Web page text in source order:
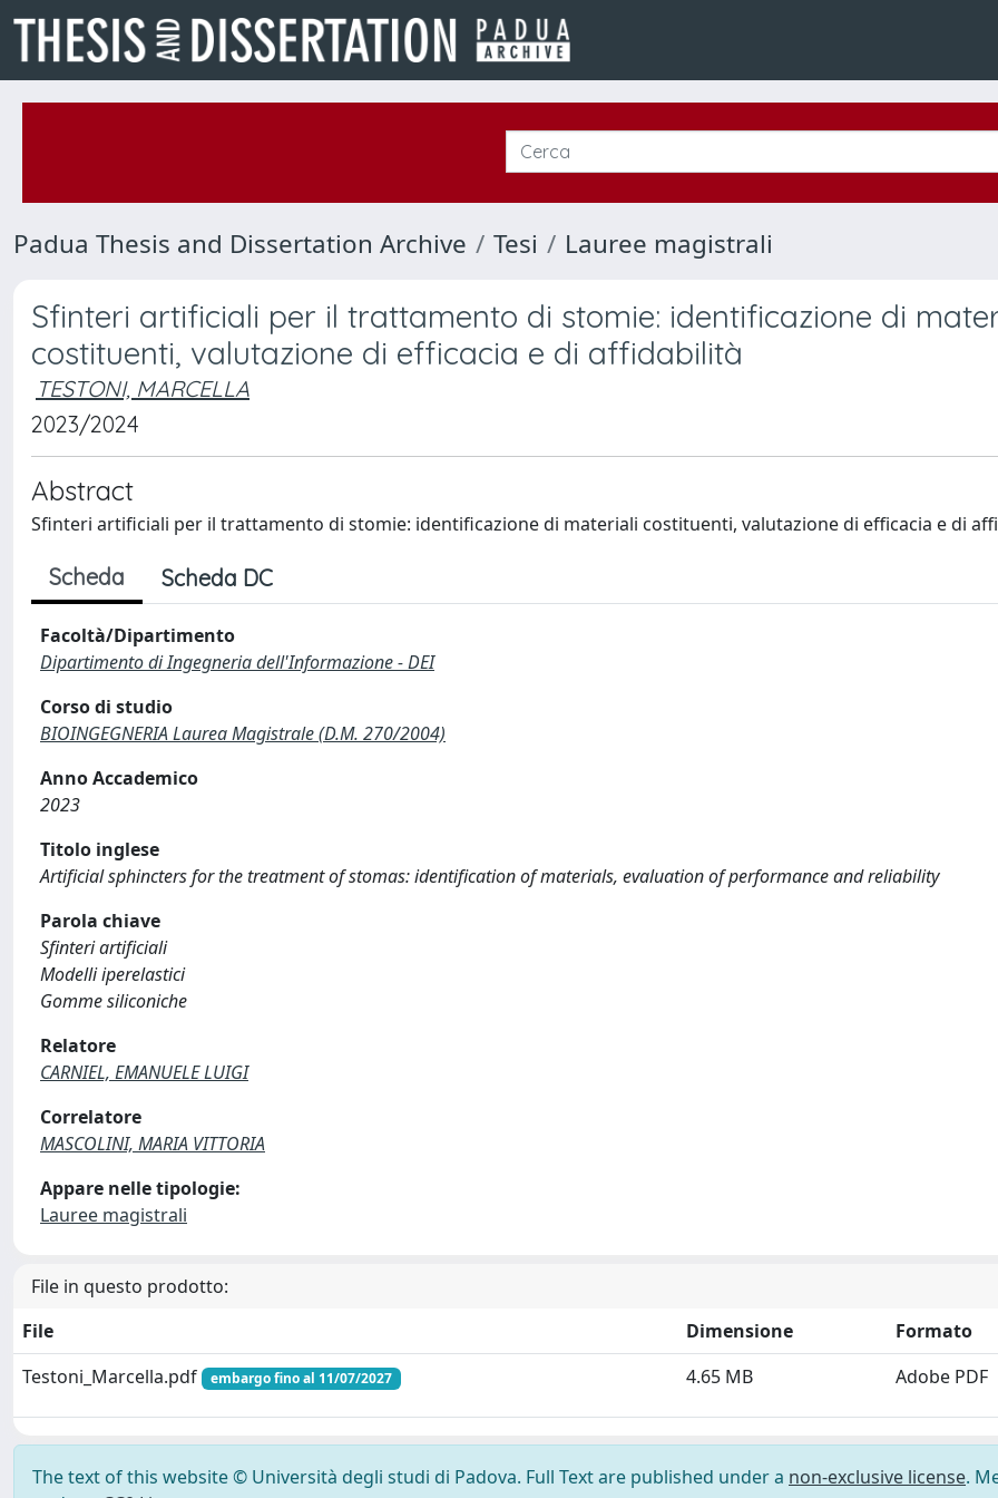
Padua Thesis and Dissertation Archive Tesi Lauree magistrali
Sfinteri artificiali per il trattamento di stomie: identificazione di
costituenti, valutazione di efficacia e di affidabilità
TESTONI, MARCELLA
2023/2024
Abstract
Sfinteri artificiali per il trattamento di stomie: identificazione di materiali costituenti, valutazione di efficacia e di
Scheda Scheda DC
Facoltà/Dipartimento
Dipartimento di Ingegneria dell'Informazione - DEI
Corso di studio
BIOINGEGNERIA Laurea Magistrale (D.M. 270/2004)
Anno Accademico
2023
Titolo inglese
Artificial sphincters for the treatment of stomas: identification of materials, evaluation of performance and reliability
Parola chiave
Sfinteri artificiali
Modelli iperelastici
Gomme siliconiche
Relatore
CARNIEL, EMANUELE LUIGI
Correlatore
MASCOLINI, MARIA VITTORIA
Appare nelle tipologie:
Lauree magistrali
File in questo prodotto:
File
Dimensione
Formato
Testoni_Marcella.pdf
embargo fino al 11/07/2027 4.65 MB Adobe PDF
The text of this website © Università degli studi di Padova. Full Text are published under a non-exclusive license.